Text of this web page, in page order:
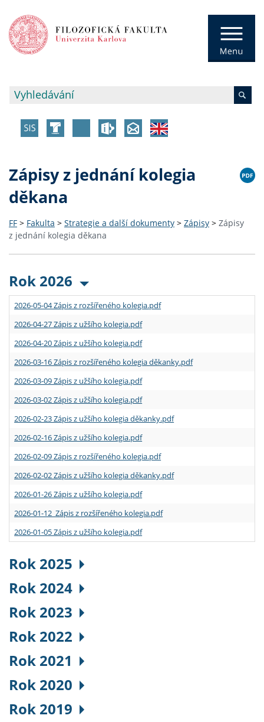
Zápisy z jednání kolegia
děkana
FF > Fakulta > Strategie a další dokumenty > Zápisy > Zápisy
z jednání kolegia děkana
Rok 2026
2026-05-04 Zápis z rozšířeného kolegia.pdf
2026-04-27 Zápis z užšího kolegia.pdf
2026-04-20 Zápis z užšího kolegia.pdf
2026-03-16 Zápis z rozšířeného kolegia děkanky.pdf
2026-03-09 Zápis z užšího kolegia.pdf
2026-03-02 Zápis z užšího kolegia.pdf
2026-02-23 Zápis z užšího kolegia děkanky.pdf
2026-02-16 Zápis z užšího kolegia.pdf
2026-02-09 Zápis z rozšířeného kolegia.pdf
2026-02-02 Zápis z užšího kolegia děkanky.pdf
2026-01-26 Zápis z užšího kolegia.pdf
2026-01-12 Zápis z rozšířeného kolegia.pdf
2026-01-05 Zápis z užšího kolegia.pdf
Rok 2025
Rok 2024
Rok 2023
Rok 2022
Rok 2021
Rok 2020
Rok 2019